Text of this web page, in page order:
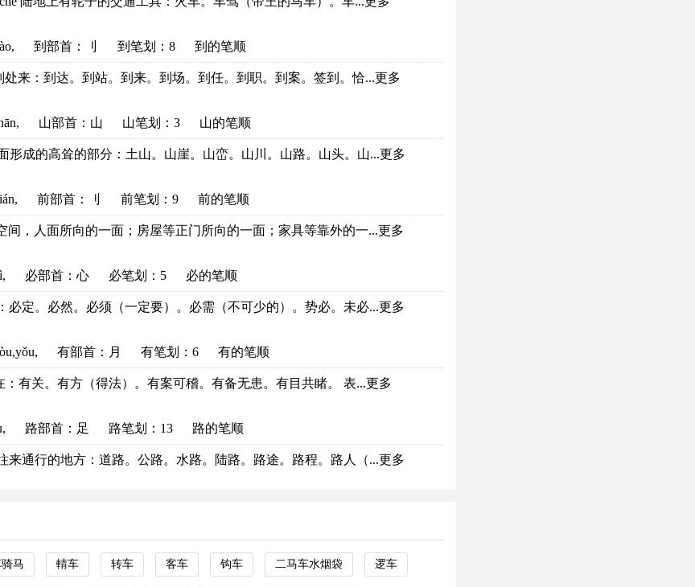
到部首 ：刂 到笔划：8 到的笔顺
处来：到达。到站。到来。到场。到任。到职。到案。签到。恰...更多
山部首 ：山 山笔划：3 山的笔顺
形成的高耸的部分：土山。山崖。山峦。山川。山路。山头。山...更多
前部首 ：刂 前笔划：9 前的笔顺
间，人面所向的一面；房屋等正门所向的一面；家具等靠外的一...更多
必部首 ：心 必笔划：5 必的笔顺
必定。必然。必须（一定要）。必需（不可少的）。势必。未必...更多
有部首 ：月 有笔划：6 有的笔顺
：有关。有方（得法）。有案可稽。有备无患。有目共睹。 表...更多
路部首 ：足 路笔划：13 路的笔顺
来通行的地方：道路。公路。水路。陆路。路途。路程。路人（...更多
马 輤车 转车 客车 钩车 二马车水烟袋 逻车